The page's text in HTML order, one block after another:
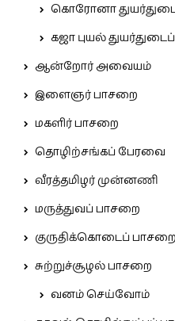
கொரோனா
கஜா புயல்
ஆன்றோர் அவையம்
இளைஞர் பாசறை
மகளிர் பாசறை
தொழிற்சங்கப் பேரவை
வீரத்தமிழர் முன்னணி
மருத்துவப் பாசறை
குருதிக்கொடைப் பாசறை
சுற்றுச்சூழல் பாசறை
வனம் செய்வோம்